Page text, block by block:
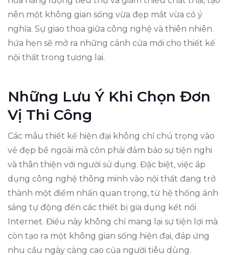
nên một không gian sống vừa đẹp mắt vừa có ý
nghĩa. Sự giao thoa giữa công nghệ và thiên nhiên
hứa hẹn sẽ mở ra những cánh cửa mới cho thiết kế
nội thất trong tương lai.
Những Lưu Ý Khi Chọn Đơn
Vị Thi Công
Các mẫu thiết kế hiện đại không chỉ chú trọng vào
vẻ đẹp bề ngoài mà còn phải đảm bảo sự tiện nghi
và thân thiện với người sử dụng. Đặc biệt, việc áp
dụng công nghệ thông minh vào nội thất đang trở
thành một điểm nhấn quan trọng, từ hệ thống ánh
sáng tự động đến các thiết bị gia dụng kết nối
Internet. Điều này không chỉ mang lại sự tiện lợi mà
còn tạo ra một không gian sống hiện đại, đáp ứng
nhu cầu ngày càng cao của người tiêu dùng.